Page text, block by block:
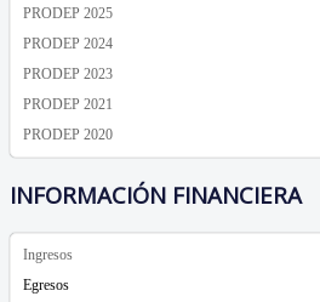
PRODEP 2025
PRODEP 2024
PRODEP 2023
PRODEP 2021
PRODEP 2020
INFORMACIÓN FINANCIERA
Ingresos
Egresos